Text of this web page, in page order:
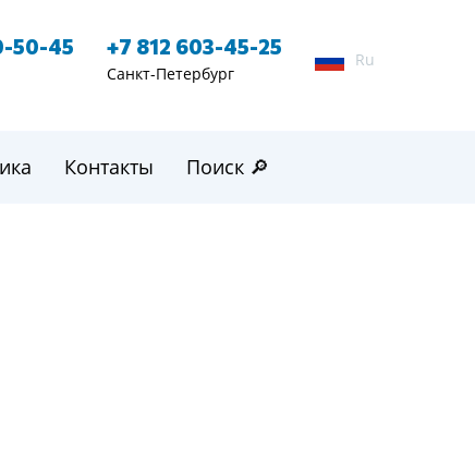
50-45 +7 812 603-45-25
Санкт-Петербург
Ru
Контакты Поиск 🔎